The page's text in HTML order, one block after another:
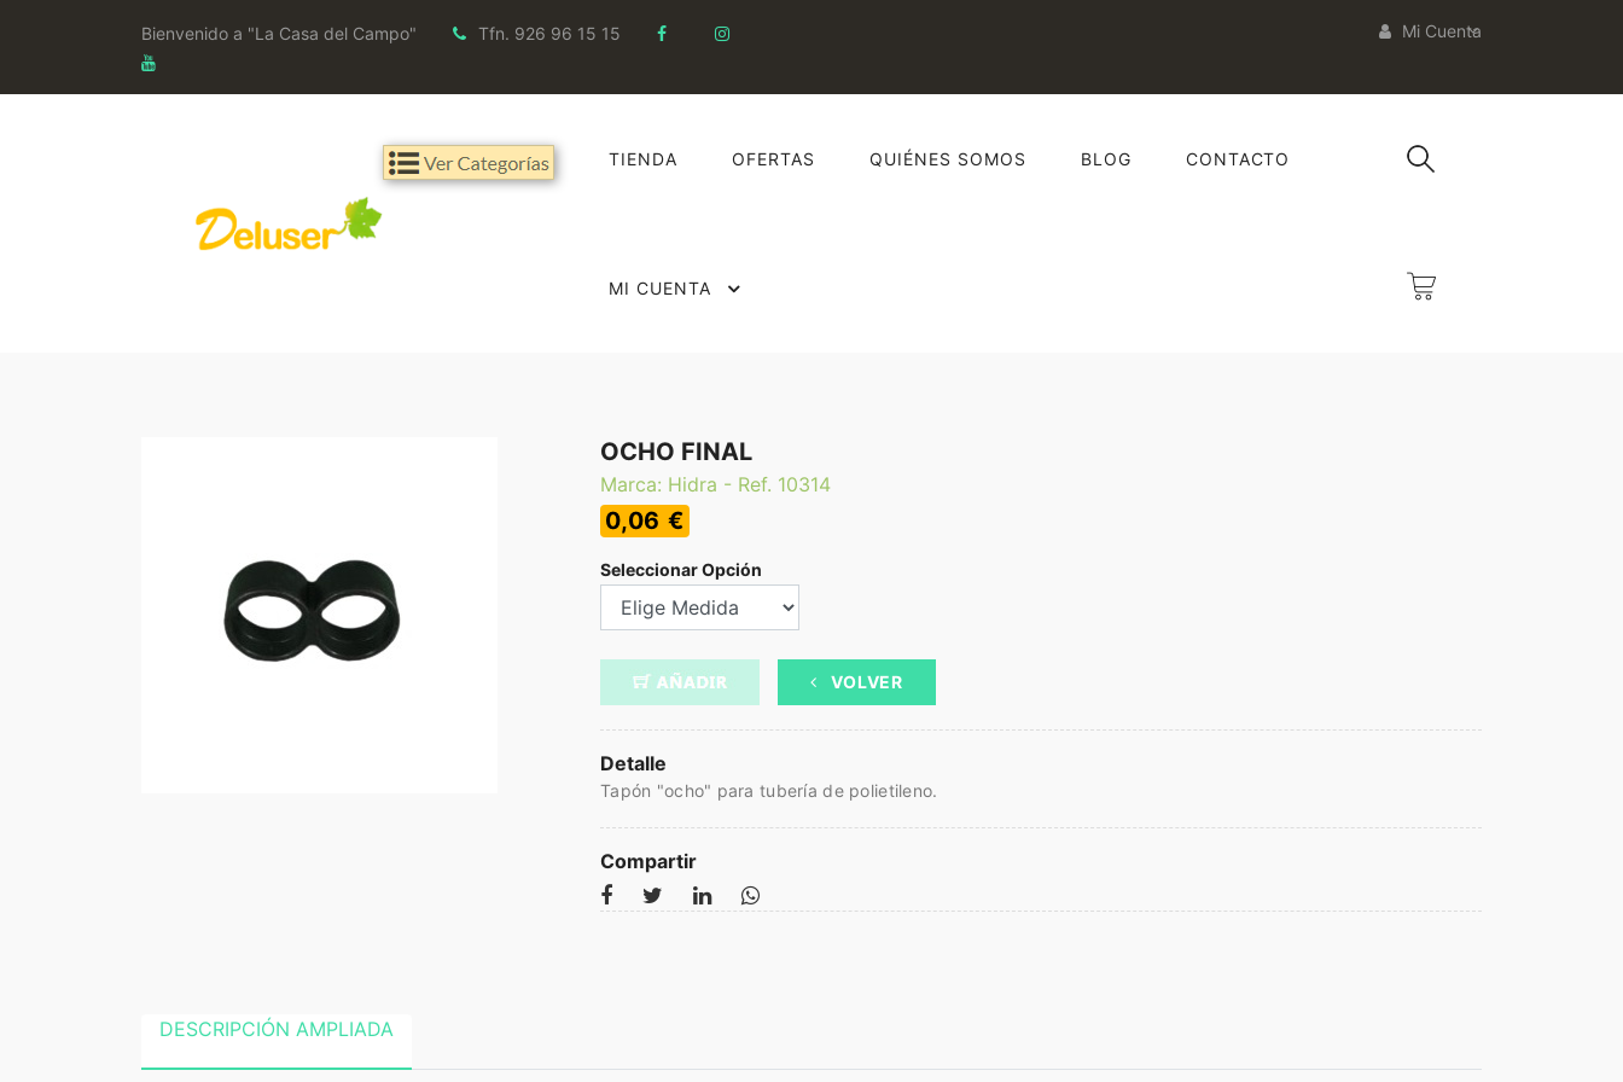
Bienvenido a "La Casa del Campo" Tfn. 926 96 15 15 Mi Cuenta
TIENDA OFERTAS QUIÉNES SOMOS BLOG CONTACTO
MI CUENTA
OCHO FINAL
Marca: Hidra - Ref. 10314
0,06 €
Seleccionar Opción
VOLVER
Detalle
Tapón "ocho" para tubería de polietileno.
Compartir
DESCRIPCIÓN AMPLIADA